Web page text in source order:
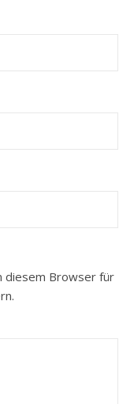
diesem Browser für